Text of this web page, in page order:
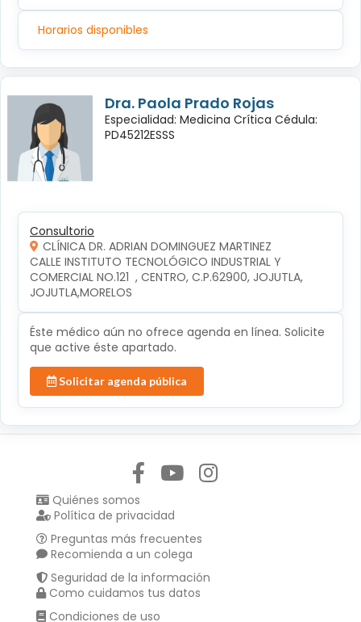
Horarios disponibles
Dra. Paola Prado Rojas
Especialidad: Medicina Crítica Cédula:
PD45212ESSS
Consultorio
CLÍNICA DR. ADRIAN DOMINGUEZ MARTINEZ
CALLE INSTITUTO TECNOLÓGICO INDUSTRIAL Y
COMERCIAL NO.121  , CENTRO, C.P.62900, JOJUTLA,
JOJUTLA,MORELOS
Éste médico aún no ofrece agenda en línea. Solicite
que active éste apartado.
Solicitar agenda pública
Quiénes somos
Política de privacidad
Preguntas más frecuentes
Recomienda a un colega
Seguridad de la información
Como cuidamos tus datos
Condiciones de uso